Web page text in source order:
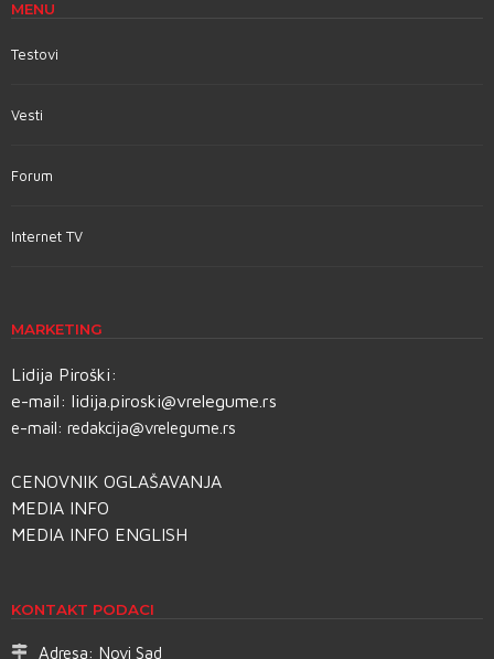
MENU
Testovi
Vesti
Forum
Internet TV
MARKETING
Lidija Piroški:
e-mail: lidija.piroski@vrelegume.rs
e-mail: redakcija@vrelegume.rs
CENOVNIK OGLAŠAVANJA
MEDIA INFO
MEDIA INFO ENGLISH
KONTAKT PODACI
Adresa: Novi Sad